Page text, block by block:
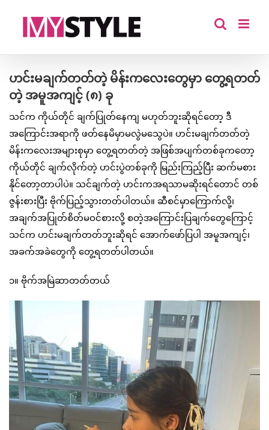
ဟင်းမချက်တတ်တဲ့ မိန်းကလေးတွေမှာ တွေ့ရတတ်
တဲ့ အမူအကျင့် (၈) ခု
သင်က ကိုယ်တိုင် ချက်ပြုတ်နေကျ မဟုတ်ဘူးဆိုရင်တော့ ဒီ
အကြောင်းအရာကို ဖတ်နေမိမှာမလွဲမသွေပဲ။ ဟင်းမချက်တတ်တဲ့
မိန်းကလေးအများစုမှာ တွေ့ရတတ်တဲ့ အဖြစ်အပျက်တစ်ခုကတော့
ကိုယ်တိုင် ချက်လိုက်တဲ့ ဟင်းပွဲတစ်ခုကို မြည်းကြည့်ပြီး ဆက်မစား
နိုင်တော့တာပါပဲ။ သင်ချက်တဲ့ ဟင်းကအရသာမဆိုးရင်တောင် တစ်
ဇွန်းစားပြီး ဗိုက်ပြည့်သွားတတ်ပါတယ်။ ဆီစင်မှာကြောက်လို့၊
အချက်အပြုတ်စိတ်မဝင်စားလို့ စတဲ့အကြောင်းပြချက်တွေကြောင့်
သင်က ဟင်းမချက်တတ်ဘူးဆိုရင် အောက်ဖော်ပြပါ အမူအကျင့်၊
အခက်အခဲတွေကို တွေ့ရတတ်ပါတယ်။
၁။ ဗိုက်အမြဲဆာတတ်တယ်